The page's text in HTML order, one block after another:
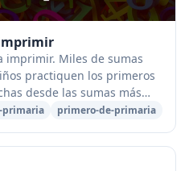
imprimir. Miles de sumas
practiquen los primeros
desde las sumas más
cifras. ...
primaria primero-de-primaria